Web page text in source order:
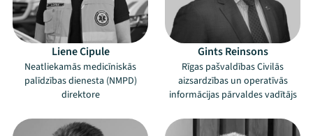
Liene Cipule
Neatliekamās medicīniskās
palīdzības dienesta (NMPD)
direktore
Gints Reinsons
Rīgas pašvaldības Civilās
aizsardzības un operatīvās
informācijas pārvaldes vadītājs